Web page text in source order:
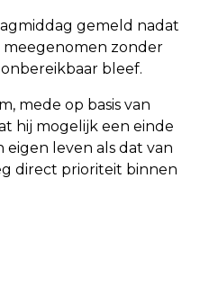
gemeld nadat
zonder
bleef.
mede op basis van
hij mogelijk een einde
eigen leven als dat van
direct prioriteit binnen